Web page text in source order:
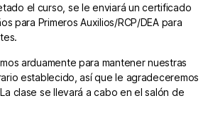
el curso, se le enviará un certificado
para Primeros Auxilios/RCP/DEA para
arduamente para mantener nuestras
establecido, así que le agradeceremos
clase se llevará a cabo en el salón de